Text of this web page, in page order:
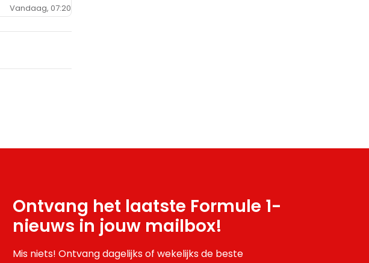
Vandaag, 07:20
Ontvang het laatste Formule 1-
nieuws in jouw mailbox!
Mis niets! Ontvang dagelijks of wekelijks de beste